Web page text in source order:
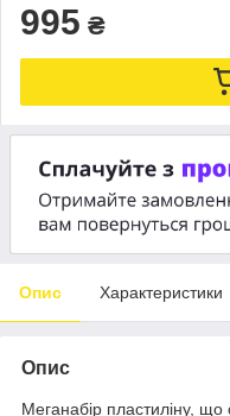
995 ₴
Опис Характеристики
Опис
Меганабір пластиліну, що